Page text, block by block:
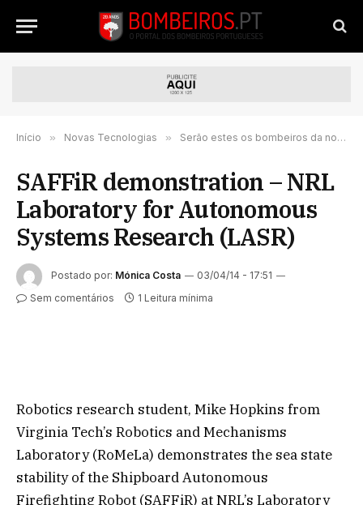
Início » Novas Tecnologias » Serão estes os bombeiros da nova geração?
SAFFiR demonstration – NRL
Laboratory for Autonomous
Systems Research (LASR)
Postado por: Mónica Costa
03/04/14 - 17:51
Sem comentários
1 Leitura mínima
Robotics research student, Mike Hopkins from
Virginia Tech’s Robotics and Mechanisms
Laboratory (RoMeLa) demonstrates the sea state
stability of the Shipboard Autonomous
Firefighting Robot (SAFFiR) at NRL’s Laboratory